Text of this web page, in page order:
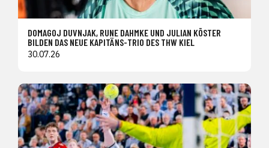
DOMAGOJ DUVNJAK, RUNE DAHMKE UND JULIAN KÖSTER
BILDEN DAS NEUE KAPITÄNS-TRIO DES THW KIEL
30.07.26